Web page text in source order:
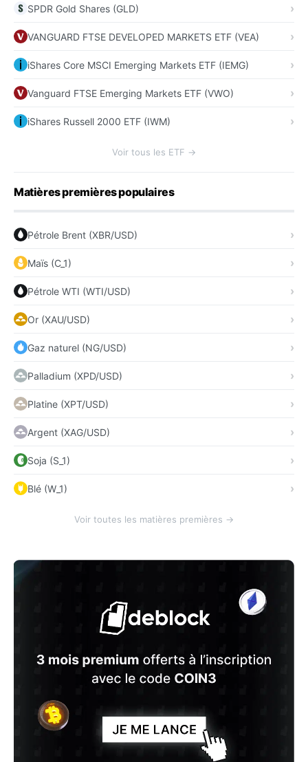
SPDR Gold Shares (GLD)
VANGUARD FTSE DEVELOPED MARKETS ETF (VEA)
iShares Core MSCI Emerging Markets ETF (IEMG)
Vanguard FTSE Emerging Markets ETF (VWO)
iShares Russell 2000 ETF (IWM)
Voir tous les ETF →
Matières premières populaires
Pétrole Brent (XBR/USD)
Maïs (C_1)
Pétrole WTI (WTI/USD)
Or (XAU/USD)
Gaz naturel (NG/USD)
Palladium (XPD/USD)
Platine (XPT/USD)
Argent (XAG/USD)
Soja (S_1)
Blé (W_1)
Voir toutes les matières premières →